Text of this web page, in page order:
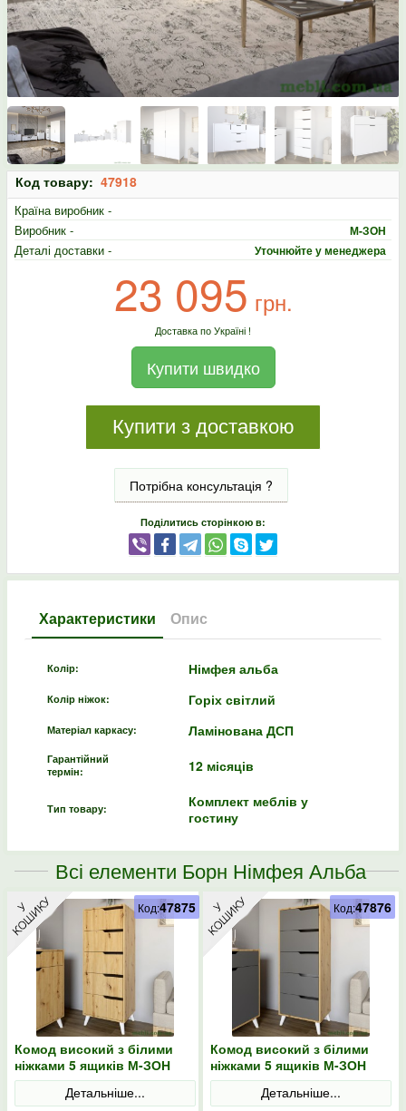
Код товару: 47918
Країна виробник -
Виробник -
М-ЗОН
Деталі доставки - Уточнюйте у менеджера
23 095 грн.
Доставка по Україні !
Купити швидко
Купити з доставкою
Потрібна консультація ?
Поділитись сторінкою в:
Характеристики Опис
Колір: Німфея альба
Колір ніжок: Горіх світлий
Матеріал каркасу: Ламінована ДСП
Гарантійний
термін:
12 місяців
Тип товару:
Комплект меблів у
гостину
Всі елементи Борн Німфея Альба
(білий) (MZN-031071)
Комод високий з білими
ніжками 5 ящиків М-ЗОН
Борн 500 Дуб Артизан
Детальніше...
Код:47875
Комод високий з білими
ніжками 5 ящиків М-ЗОН
Борн 500 Дуб Артизан/
АнтрацитДетальніше...
Код:47876